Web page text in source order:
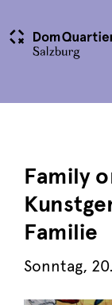
Family
Familie
Sonntag,